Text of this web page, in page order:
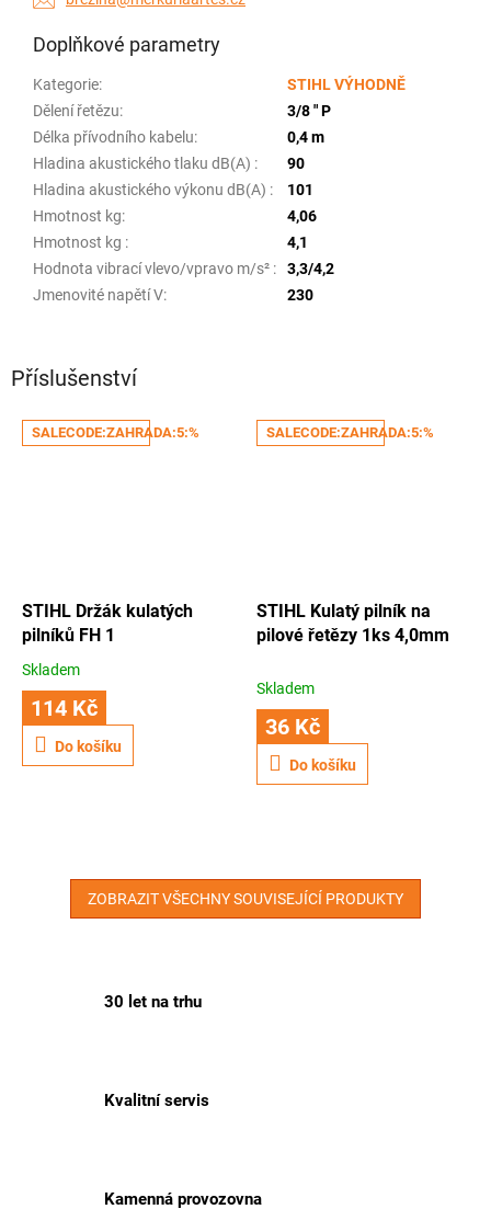
30 let na trhu
Kvalitní servis
Kamenná provozovna
Příslušenství
SALECODE:ZAHRADA:5:%
STIHL Držák kulatých
pilníků FH 1
Průměrné
hodnocení
produktu
3,5
Skladem
114 Kč
Do košíku
SALECODE:ZAHRADA:5:%
STIHL Kulatý pilník na
pilové řetězy 1ks 4,0mm
Skladem
36 Kč
Do košíku
ZOBRAZIT VŠECHNY SOUVISEJÍCÍ PRODUKTY
Doplňkové parametry
Kategorie:
STIHL VÝHODNĚ
Dělení řetězu:
3/8 " P
Délka přívodního kabelu:
0,4 m
Hladina akustického tlaku dB(A) :
90
Hladina akustického výkonu dB(A) :
101
Hmotnost kg:
4,06
Hmotnost kg :
4,1
Hodnota vibrací vlevo/vpravo m/s² :
3,3/4,2
Jmenovité napětí V: 230